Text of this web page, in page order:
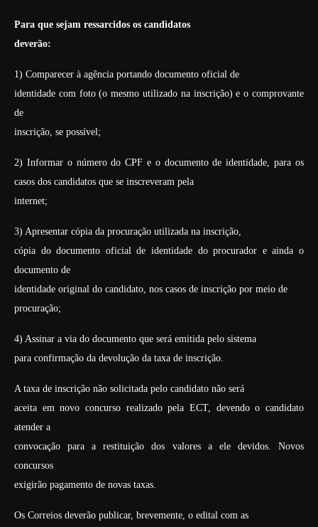
Para que sejam ressarcidos os candidatos
deverão:
1) Comparecer à agência portando documento oficial de
identidade com foto (o mesmo utilizado na inscrição) e o comprovante
de
inscrição, se possível;
2) Informar o número do CPF e o documento de identidade, para os
casos dos candidatos que se inscreveram pela
internet;
3) Apresentar cópia da procuração utilizada na inscrição,
cópia do documento oficial de identidade do procurador e ainda o
documento de
identidade original do candidato, nos casos de inscrição por meio de
procuração;
4) Assinar a via do documento que será emitida pelo sistema
para confirmação da devolução da taxa de inscrição.
A taxa de inscrição não solicitada pelo candidato não será
aceita em novo concurso realizado pela ECT, devendo o candidato
atender a
convocação para a restituição dos valores a ele devidos. Novos
concursos
exigirão pagamento de novas taxas.
Os Correios deverão publicar, brevemente, o edital com as